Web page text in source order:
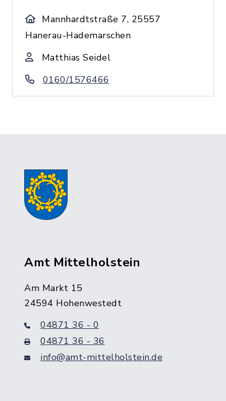
Mannhardtstraße 7, 25557
Hanerau-Hademarschen
Matthias Seidel
0160/1576466
Amt Mittelholstein
Am Markt 15
24594 Hohenwestedt
04871 36 - 0
04871 36 - 36
info@amt-mittelholstein.de